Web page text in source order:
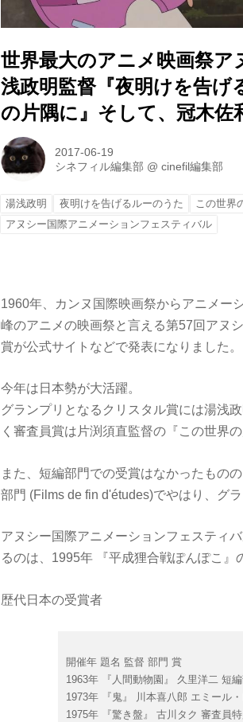
世界最大のアニメ映画祭
浅政明監督『夜明けを告げ
の片隅に』そして、冠木佐
2017-06-19
シネフィル編集部 @cinefil編集部
湯浅政明 夜明けを告げるルーのうた この世界
アヌシー国際アニメーションフェスティバル
1960年、カンヌ国際映画祭からアニメー
峰のアニメの映画祭と言える第57回アヌ
賞が公式サイトなどで発表になりました。
今年は日本勢が大活躍。
グランプリとなるクリスタル賞には湯浅
く審査員賞は片渕須直監督の『この世界
また、短編部門での受賞はなかったもの
部門 (Films de fin d'études)でやはり、グ
アヌシー国際アニメーションフェスティ
るのは、1995年 『平成狸合戦ぽんぽこ』
歴代日本の受賞者
開催年 題名 監督 部門 賞
1963年 『人間動物園』 久里洋二 短
1973年 『鬼』 川本喜八郎 エミール
1975年 『驚き盤』 古川タク 審査員